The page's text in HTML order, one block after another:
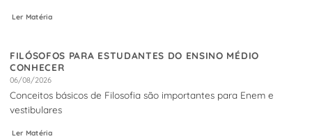
Ler Matéria
FILÓSOFOS PARA ESTUDANTES DO ENSINO MÉDIO
CONHECER
06/08/2026
Conceitos básicos de Filosofia são importantes para Enem e
vestibulares
Ler Matéria